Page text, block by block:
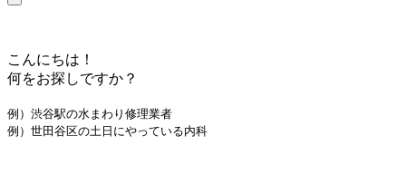
こんにちは！
何をお探しですか？
例）渋谷駅の水まわり修理業者
例）世田谷区の土日にやっている内科